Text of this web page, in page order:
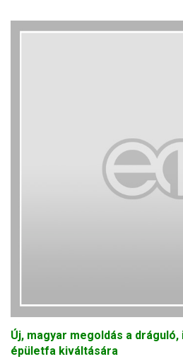
Új, magyar megoldás a
épületfa kiváltására